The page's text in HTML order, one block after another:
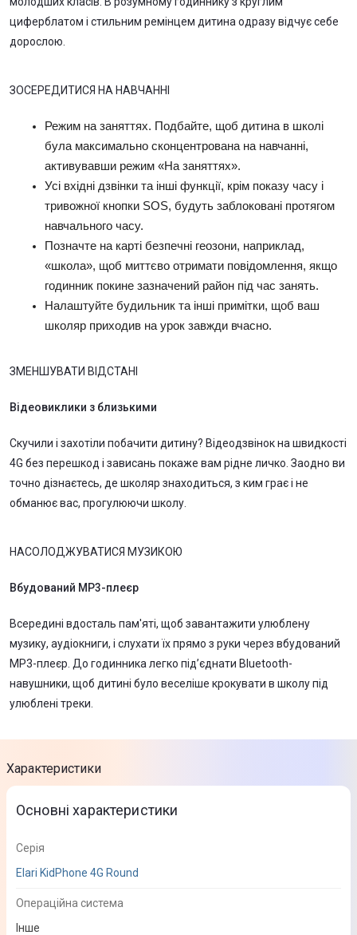
циферблатом і стильним ремінцем дитина одразу відчує себе
дорослою.
ЗОСЕРЕДИТИСЯ НА НАВЧАННІ
Режим на заняттях. Подбайте, щоб дитина в школі
була максимально сконцентрована на навчанні,
активувавши режим «На заняттях».
Усі вхідні дзвінки та інші функції, крім показу часу і
тривожної кнопки SOS, будуть заблоковані протягом
навчального часу.
Позначте на карті безпечні геозони, наприклад,
«школа», щоб миттєво отримати повідомлення, якщо
годинник покине зазначений район під час занять.
Налаштуйте будильник та інші примітки, щоб ваш
школяр приходив на урок завжди вчасно.
ЗМЕНШУВАТИ ВІДСТАНІ
Відеовиклики з близькими
Скучили і захотіли побачити дитину? Відеодзвінок на швидкості
4G без перешкод і зависань покаже вам рідне личко. Заодно ви
точно дізнаєтесь, де школяр знаходиться, з ким грає і не
обманює вас, прогулюючи школу.
НАСОЛОДЖУВАТИСЯ МУЗИКОЮ
Вбудований MP3-плеєр
Всередині вдосталь пам'яті, щоб завантажити улюблену
музику, аудіокниги, і слухати їх прямо з руки через вбудований
MP3-плеєр. До годинника легко під’єднати Bluetooth-
навушники, щоб дитині було веселіше крокувати в школу під
улюблені треки.
Характеристики
Основні характеристики
Серія
Elari KidPhone 4G Round
Операційна система
Інше